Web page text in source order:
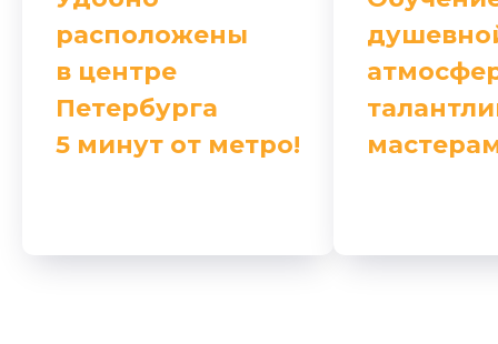
расположены
в центре
Петербурга
5 минут от метро!